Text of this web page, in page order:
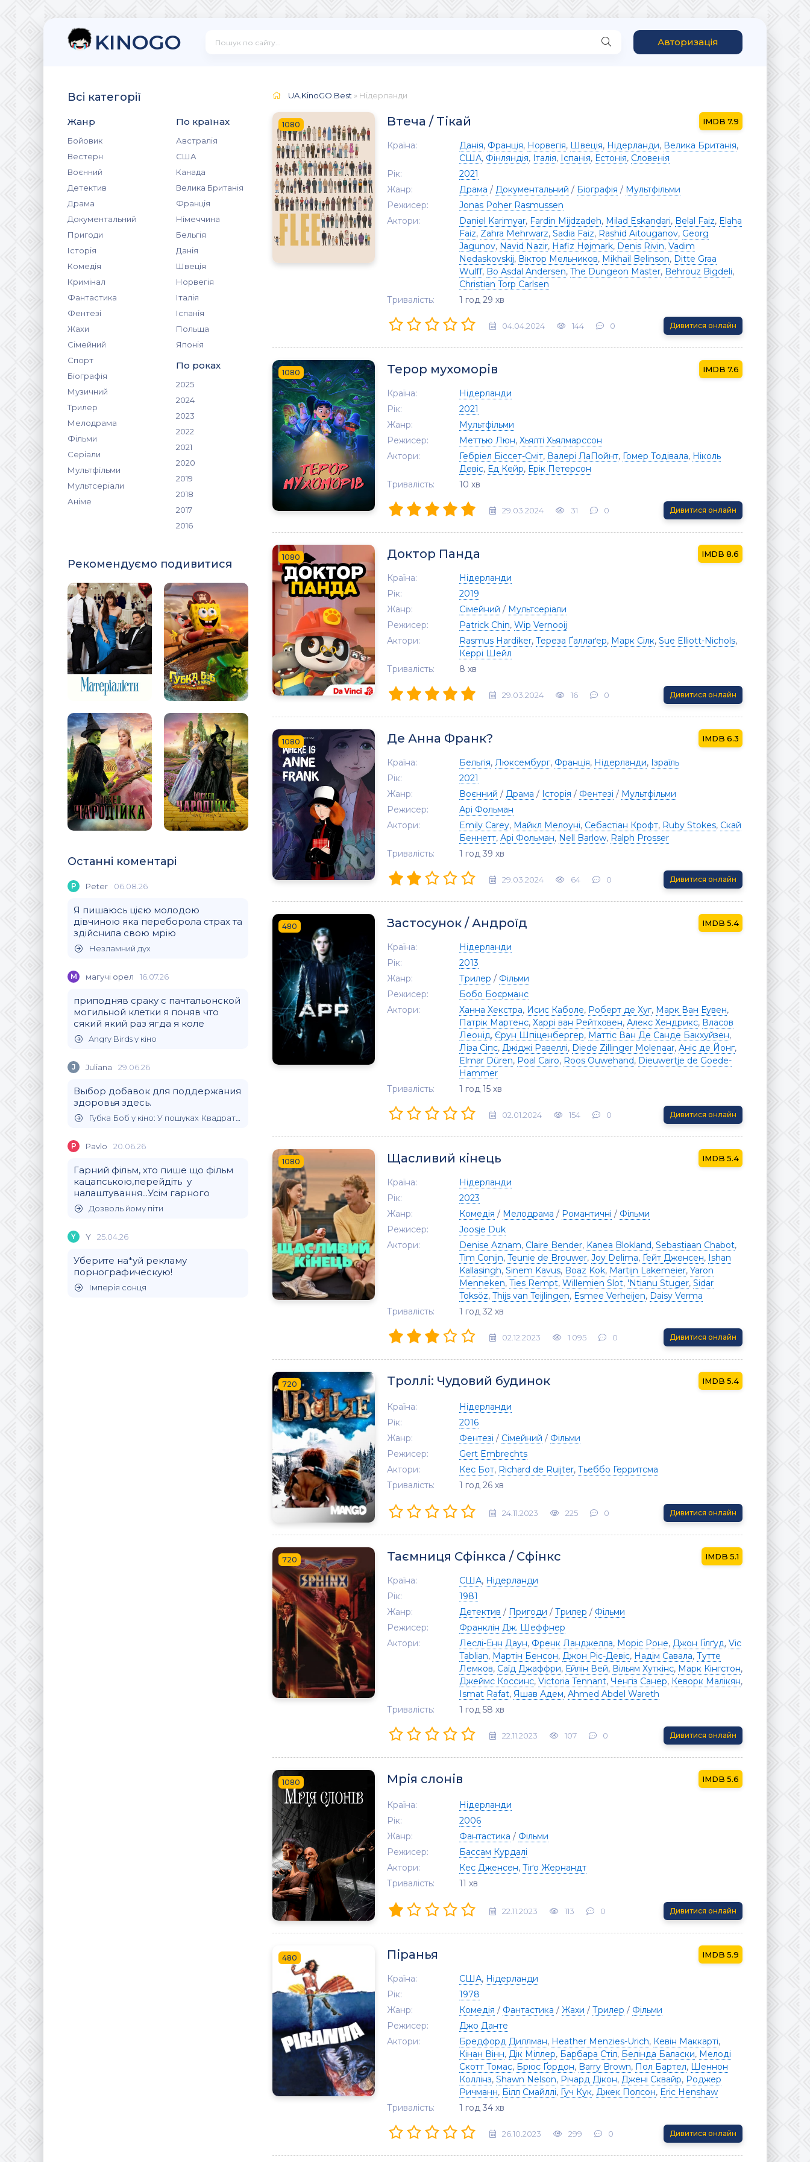
KINOGO Авторизація
Всі категорії
Жанр
Бойовик
Вестерн
Воєнний
Детектив
Драма
Документальний
Пригоди
Історія
Комедія
Кримінал
Фантастика
Фентезі
Жахи
Сімейний
Спорт
Біографія
Музичний
Трилер
Мелодрама
Фільми
Серіали
Мультфільми
Мультсеріали
Аніме
По країнах
Австралія
США
Канада
Велика Британія
Франція
Німеччина
Бельгія
Данія
Швеція
Норвегія
Італія
Іспанія
Польща
Японія
По роках
2025
2024
2023
2022
2021
2020
2019
2018
2017
2016
Рекомендуємо подивитися
Останні коментарі
P Peter 06.08.26
Я пишаюсь цією молодою
дівчиною яка переборола страх та
здійснила свою мрію
Незламний дух
М магучi орел 16.07.26
приподняв сраку с пачтальонской
могильной клетки я поняв что
сякий який раз ягда я коле
Angry Birds у кіно
J Juliana 29.06.26
Выбор добавок для поддержания
здоровья здесь.
Губка Боб у кіно: У пошуках Квадратних Штанів
P Pavlo 20.06.26
Гарний фільм, хто пише що фільм
кацапською,перейдіть у
налаштування...Усім гарного
Дозволь йому піти
Y Y 25.04.26
Уберите на*уй рекламу
порнографическую!
Імперія сонця
UA.KinoGO.Best » Нідерланди
1080 Втеча / Тікай 7.9
Країна: Данія, Франція, Норвегія, Швеція, Нідерланди, Велика Британія,
США, Фінляндія, Італія, Іспанія, Естонія, Словенія
Рік:
2021
Жанр:
Драма / Документальний / Біографія / Мультфільми
Режисер:
Jonas Poher Rasmussen
Актори:
Daniel Karimyar, Fardin Mijdzadeh, Milad Eskandari, Belal Faiz, Elaha
Faiz, Zahra Mehrwarz, Sadia Faiz, Rashid Aitouganov, Georg
Jagunov, Navid Nazir, Hafiz Højmark, Denis Rivin, Vadim
Nedaskovskij, Віктор Мельников, Mikhail Belinson, Ditte Graa
Wulff, Bo Asdal Andersen, The Dungeon Master, Behrouz Bigdeli,
Christian Torp Carlsen
Тривалість:
1 год 29 хв
04.04.2024 144 0 Дивитися онлайн
1080 Терор мухоморів 7.6
Країна:
Нідерланди
Рік:
2021
Жанр:
Мультфільми
Режисер:
Меттью Люн, Хьялті Хьялмарссон
Актори:
Гебріел Біссет-Сміт, Валері ЛаПойнт, Гомер Тодівала, Ніколь
Девіс, Ед Кейр, Ерік Петерсон
Тривалість:
10 хв
29.03.2024 31 0 Дивитися онлайн
1080 Доктор Панда 8.6
Країна:
Нідерланди
Рік:
2019
Жанр:
Сімейний / Мультсеріали
Режисер:
Patrick Chin, Wip Vernooij
Актори:
Rasmus Hardiker, Тереза Ґаллаґер, Марк Сілк, Sue Elliott-Nichols,
Керрі Шейл
Тривалість:
8 хв
29.03.2024 16 0 Дивитися онлайн
1080 Де Анна Франк? 6.3
Країна: Бельгія, Люксембург, Франція, Нідерланди, Ізраїль
Рік:
2021
Жанр:
Воєнний / Драма / Історія / Фентезі / Мультфільми
Режисер:
Арі Фольман
Актори:
Emily Carey, Майкл Мелоуні, Себастіан Крофт, Ruby Stokes, Скай
Беннетт, Арі Фольман, Nell Barlow, Ralph Prosser
Тривалість:
1 год 39 хв
29.03.2024 64 0 Дивитися онлайн
480 Застосунок / Андроїд 5.4
Країна:
Нідерланди
Рік:
2013
Жанр:
Трилер / Фільми
Режисер:
Бобо Боєрманс
Актори:
Ханна Хекстра, Исис Каболе, Роберт де Хуг, Марк Ван Еувен,
Патрік Мартенс, Харрі ван Рейтховен, Алекс Хендрикс, Власов
Леонід, Єрун Шпіценбергер, Маттіс Ван Де Санде Бакхуйзен,
Ліза Сіпс, Джіджі Равеллі, Diede Zillinger Molenaar, Аніс де Йонг,
Elmar Düren, Poal Cairo, Roos Ouwehand, Dieuwertje de Goede-
Hammer
Тривалість:
1 год 15 хв
02.01.2024 154 0 Дивитися онлайн
1080 Щасливий кінець 5.4
Країна:
Нідерланди
Рік:
2023
Жанр:
Комедія / Мелодрама / Романтичні / Фільми
Режисер:
Joosje Duk
Актори:
Denise Aznam, Claire Bender, Kanea Blokland, Sebastiaan Chabot,
Tim Conijn, Teunie de Brouwer, Joy Delima, Ґейт Дженсен, Ishan
Kallasingh, Sinem Kavus, Boaz Kok, Martijn Lakemeier, Yaron
Menneken, Ties Rempt, Willemien Slot, 'Ntianu Stuger, Sidar
Toksöz, Thijs van Teijlingen, Esmee Verheijen, Daisy Verma
Тривалість:
1 год 32 хв
02.12.2023 1 095 0 Дивитися онлайн
720 Троллі: Чудовий будинок 5.4
Країна:
Нідерланди
Рік:
2016
Жанр:
Фентезі / Сімейний / Фільми
Режисер:
Gert Embrechts
Актори:
Кес Бот, Richard de Ruijter, Тьеббо Герритсма
Тривалість:
1 год 26 хв
24.11.2023 225 0 Дивитися онлайн
720 Таємниця Сфінкса / Сфінкс 5.1
Країна: США, Нідерланди
Рік:
1981
Жанр:
Детектив / Пригоди / Трилер / Фільми
Режисер:
Франклін Дж. Шеффнер
Актори:
Леслі-Енн Даун, Френк Ланджелла, Моріс Роне, Джон Ґілґуд, Vic
Tablian, Мартін Бенсон, Джон Ріс-Девіс, Надім Савала, Тутте
Лемков, Саїд Джаффри, Ейлін Вей, Вільям Хуткінс, Марк Кінгстон,
Джеймс Коссинс, Victoria Tennant, Ченгіз Санер, Кеворк Малікян,
Ismat Rafat, Яшав Адем, Ahmed Abdel Wareth
Тривалість:
1 год 58 хв
22.11.2023 107 0 Дивитися онлайн
1080 Мрія слонів 5.6
Країна:
Нідерланди
Рік:
2006
Жанр:
Фантастика / Фільми
Режисер:
Бассам Курдалі
Актори:
Кес Дженсен, Тіґо Жернандт
Тривалість:
11 хв
22.11.2023 113 0 Дивитися онлайн
480 Піранья 5.9
Країна: США, Нідерланди
Рік:
1978
Жанр:
Комедія / Фантастика / Жахи / Трилер / Фільми
Режисер:
Джо Данте
Актори:
Бредфорд Диллман, Heather Menzies-Urich, Кевін Маккарті,
Кінан Вінн, Дік Міллер, Барбара Стіл, Белінда Баласки, Мелоді
Скотт Томас, Брюс Ґордон, Barry Brown, Пол Бартел, Шеннон
Коллінз, Shawn Nelson, Річард Дікон, Джені Сквайр, Роджер
Ричманн, Білл Смайллі, Гуч Кук, Джек Полсон, Eric Henshaw
Тривалість:
1 год 34 хв
26.10.2023 299 0 Дивитися онлайн